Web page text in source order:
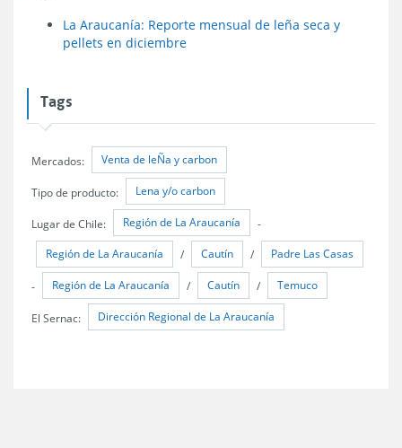
La Araucanía: Reporte mensual de leña seca y
pellets en diciembre
Tags
Mercados: Venta de leÑa y carbon
Tipo de producto: Lena y/o carbon
Lugar de Chile: Región de La Araucanía -
Región de La Araucanía / Cautín / Padre Las Casas
- Región de La Araucanía / Cautín / Temuco
El Sernac: Dirección Regional de La Araucanía